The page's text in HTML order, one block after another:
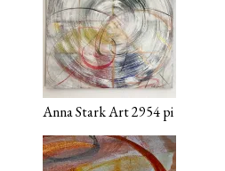
Anna Stark Art 2954 pi